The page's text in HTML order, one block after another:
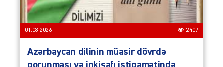
01.08.2026 2407
Azərbaycan dilinin müasir dövrdə
qorunması və inkişafı istiqamətində